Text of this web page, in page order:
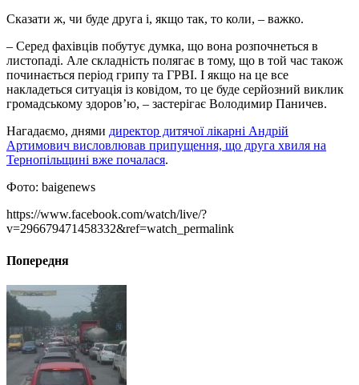
Сказати ж, чи буде друга і, якщо так, то коли, – важко.
– Серед фахівців побутує думка, що вона розпочнеться в
листопаді. Але складність полягає в тому, що в той час також
починається період грипу та ГРВІ. І якщо на це все
накладеться ситуація із ковідом, то це буде серйозний виклик
громадському здоров’ю, – застерігає Володимир Паничев.
Нагадаємо, днями директор дитячої лікарні Андрій
Артимович висловлював припущення, що друга хвиля на
Тернопільщині вже почалася.
Фото: baigenews
https://www.facebook.com/watch/live/?
v=296679471458332&ref=watch_permalink
Попередня